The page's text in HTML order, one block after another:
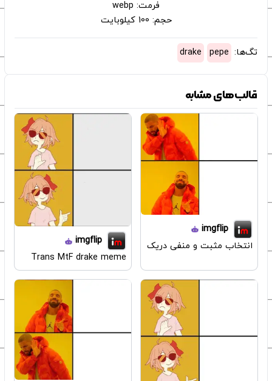
فرمت: webp
حجم: 100 کیلوبایت
تگ‌ها: pepe
drake
قالب‌های مشابه
imgflip
انتخاب مثبت و منفی دریک
imgflip
Trans MtF drake meme